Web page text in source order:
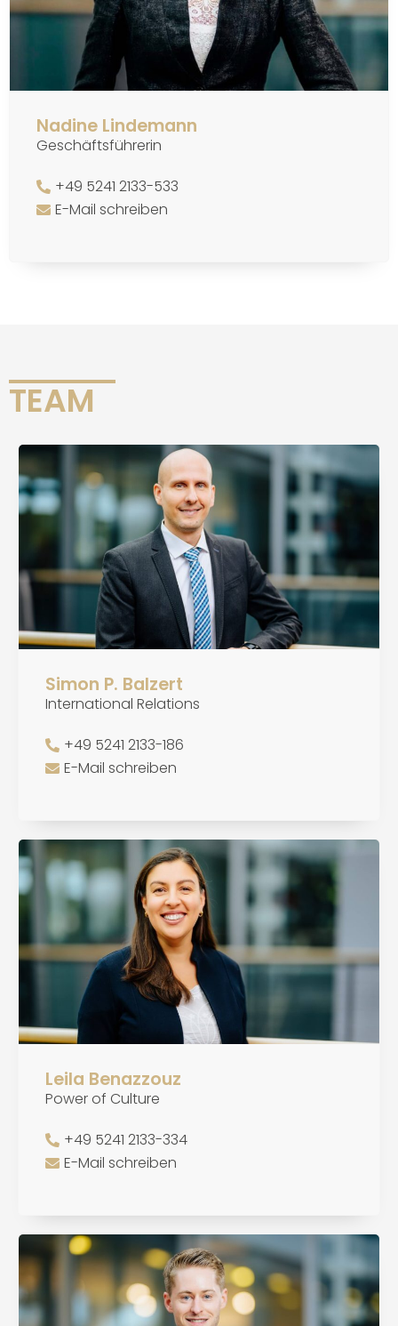
Nadine Lindemann
Geschäftsführerin
+49 5241 2133-533
E-Mail schreiben
TEAM
Simon P. Balzert
International Relations
+49 5241 2133-186
E-Mail schreiben
Leila Benazzouz
Power of Culture
+49 5241 2133-334
E-Mail schreiben